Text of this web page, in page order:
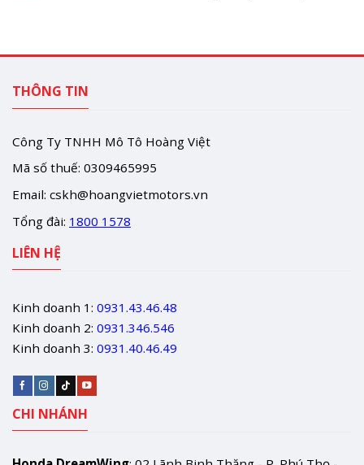
THÔNG TIN
Công Ty TNHH Mô Tô Hoàng Việt
Mã số thuế: 0309465995
Email: cskh@hoangvietmotors.vn
Tổng đài: 1800 1578
LIÊN HỆ
Kinh doanh 1: 0931.43.46.48
Kinh doanh 2: 0931.346.546
Kinh doanh 3: 0931.40.46.49
CHI NHÁNH